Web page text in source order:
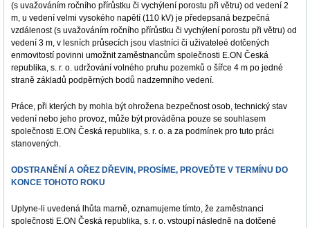
(s uvažováním ročního přírůstku či vychýlení porostu při větru) od vedení 2
m, u vedení velmi vysokého napětí (110 kV) je předepsaná bezpečná
vzdálenost (s uvažováním ročního přírůstku či vychýlení porostu při větru) od
vedení 3 m, v lesních průsecích jsou vlastníci či uživateleé dotčených
enmovitostí povinni umožnit zaměstnancům společnosti E.ON Česká
republika, s. r. o. udržování volného pruhu pozemků o šířce 4 m po jedné
straně základů podpěrných bodů nadzemního vedení.
Práce, při kterých by mohla být ohrožena bezpečnost osob, technický stav
vedení nebo jeho provoz, může být prováděna pouze se souhlasem
společnosti E.ON Česká republika, s. r. o. a za podmínek pro tuto práci
stanovených.
ODSTRANĚNÍ A OŘEZ DŘEVIN, PROSÍME, PROVEĎTE V TERMÍNU DO
KONCE TOHOTO ROKU
Uplyne-li uvedená lhůta marně, oznamujeme tímto, že zaměstnanci
společnosti E.ON Česká republika, s. r. o. vstoupí následně na dotčené